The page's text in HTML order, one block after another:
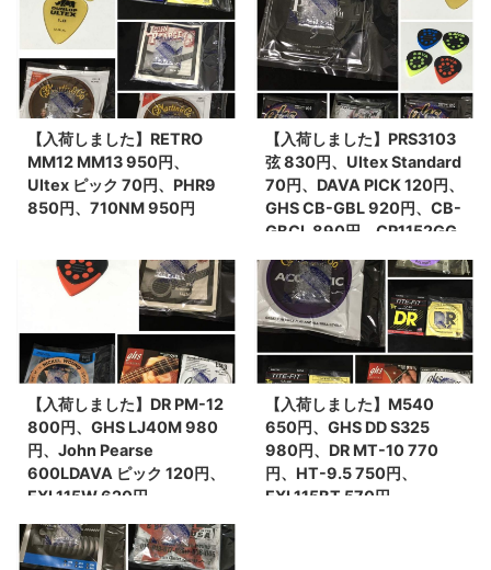
Pearse 840円(税込)、DR
PM12 12-54 PRE-
ALLOY・・・etc
100XL 900円、200L 840
円、500XL 950円、
720ML950円などなど
【入荷しました】RETRO
MM12 MM13 950円、
Ultex ピック 70円、PHR9
850円、710NM 950円
【入荷しました】PRS3103
弦 830円、Ultex Standard
70円、DAVA PICK 120円、
GHS CB-GBL 920円、CB-
GBCL 890円、CP1152GG
【入荷しました】DR PM-12
800円、GHS LJ40M 980
円、John Pearse
600LDAVA ピック 120円、
EXL115W 620円
【入荷しました】M540
650円、GHS DD S325
980円、DR MT-10 770
円、HT-9.5 750円、
EXL115BT 570円